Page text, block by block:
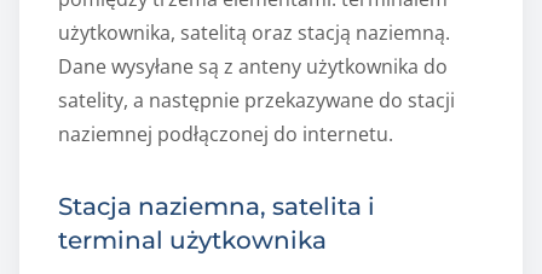
użytkownika, satelitą oraz stacją naziemną.
Dane wysyłane są z anteny użytkownika do
satelity, a następnie przekazywane do stacji
naziemnej podłączonej do internetu.
Stacja naziemna, satelita i
terminal użytkownika